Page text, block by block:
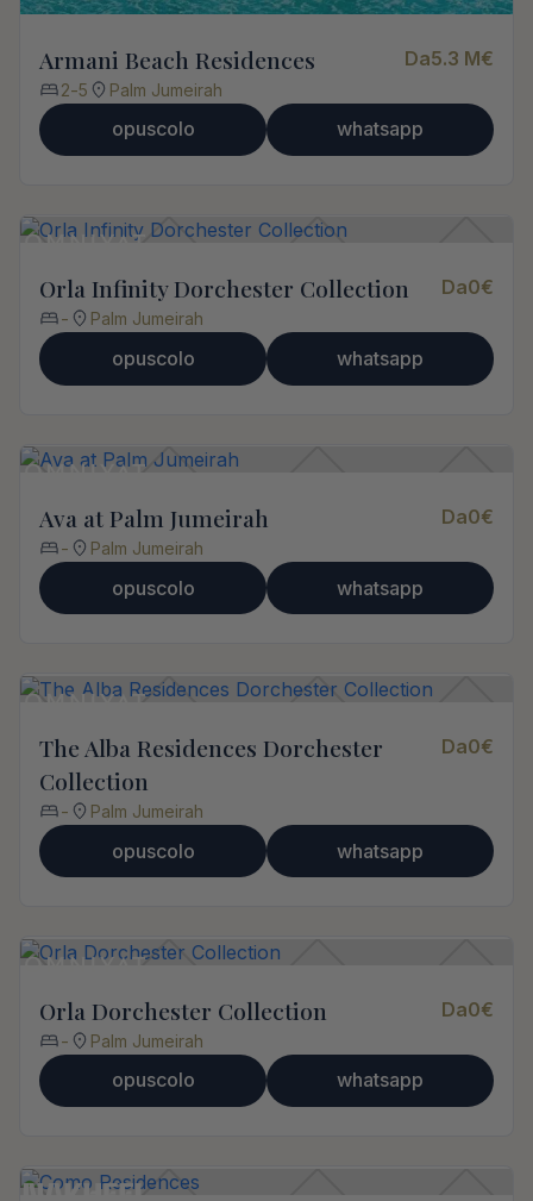
Armani Beach Residences Da5.3 M€
2-5 Palm Jumeirah
opuscolo whatsapp
Orla Infinity Dorchester Collection Da0€
- Palm Jumeirah
opuscolo whatsapp
Ava at Palm Jumeirah Da0€
- Palm Jumeirah
opuscolo whatsapp
The Alba Residences Dorchester
Collection
Da0€
- Palm Jumeirah
opuscolo whatsapp
Orla Dorchester Collection Da0€
- Palm Jumeirah
opuscolo whatsapp